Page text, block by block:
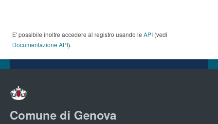
E' possibile inoltre accedere al registro usando le API (vedi
Documentazione API).
Comune di Genova